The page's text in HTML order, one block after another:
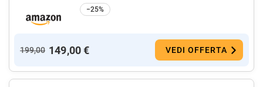
−25%
199,00 149,00 € VEDI OFFERTA